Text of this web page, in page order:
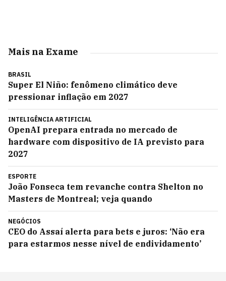
Mais na Exame
BRASIL
Super El Niño: fenômeno climático deve
pressionar inflação em 2027
INTELIGÊNCIA ARTIFICIAL
OpenAI prepara entrada no mercado de
hardware com dispositivo de IA previsto para
2027
ESPORTE
João Fonseca tem revanche contra Shelton no
Masters de Montreal; veja quando
NEGÓCIOS
CEO do Assaí alerta para bets e juros: ‘Não era
para estarmos nesse nível de endividamento’